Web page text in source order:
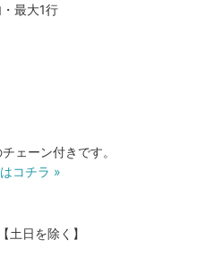
最大1行
ェーン付きです。
コチラ »
日を除く】